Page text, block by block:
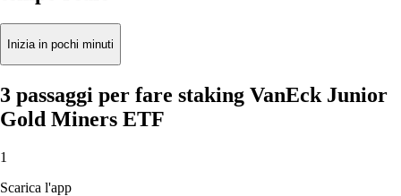
Inizia in pochi minuti
3 passaggi per fare staking VanEck Junior
Gold Miners ETF
1
Scarica l'app